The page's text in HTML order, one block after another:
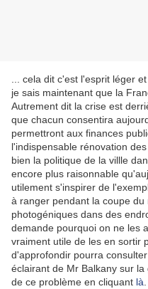
... cela dit c'est l'esprit léger
je sais maintenant que la
Autrement dit la crise est
que chacun consentira
permettront aux finances
l'indispensable rénovation
bien la politique de la villle
encore plus raisonnable
utilement s'inspirer de
à ranger pendant la coupe
photogéniques dans des
demande pourquoi on ne les
vraiment utile de les en sortir
d'approfondir pourra
éclairant de Mr Balkany sur
de ce problème en cliquant là